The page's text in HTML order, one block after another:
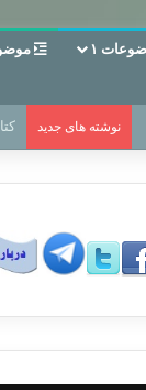
۱
نوشته های جدید